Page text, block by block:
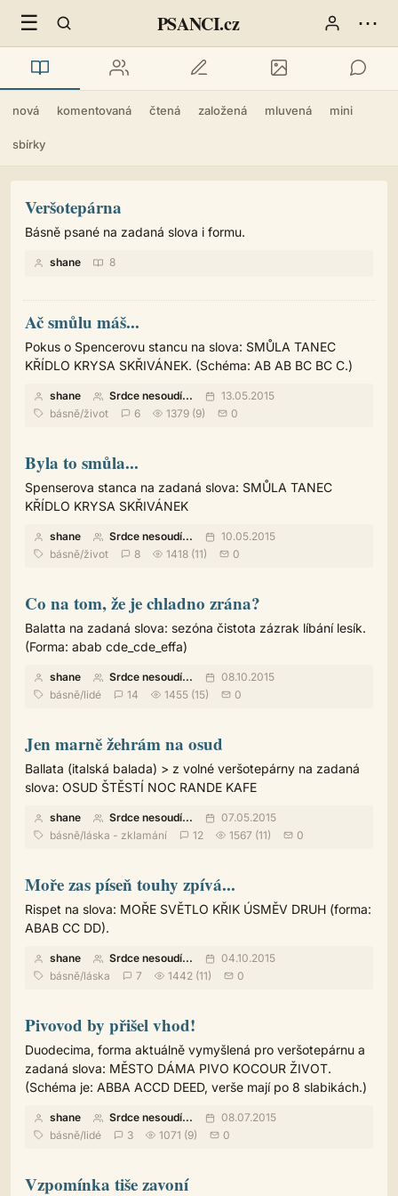
☰ PSANCI.cz ⋯
nová komentovaná čtená založená mluvená mini
sbírky
Veršotepárna
Básně psané na zadaná slova i formu.
shane 8
Ač smůlu máš...
Pokus o Spencerovu stancu na slova: SMŮLA TANEC
KŘÍDLO KRYSA SKŘIVÁNEK. (Schéma: AB AB BC BC C.)
shane Srdce nesoudí...
13.05.2015
básně/život 6 1379 (9) 0
Byla to smůla...
Spenserova stanca na zadaná slova: SMŮLA TANEC
KŘÍDLO KRYSA SKŘIVÁNEK
shane Srdce nesoudí...
10.05.2015
básně/život 8 1418 (11) 0
Co na tom, že je chladno zrána?
Balatta na zadaná slova: sezóna čistota zázrak líbání lesík.
(Forma: abab cde_cde_effa)
shane Srdce nesoudí...
08.10.2015
básně/lidé 14 1455 (15) 0
Jen marně žehrám na osud
Ballata (italská balada) > z volné veršotepárny na zadaná
slova: OSUD ŠTĚSTÍ NOC RANDE KAFE
shane Srdce nesoudí...
07.05.2015
básně/láska - zklamání 12 1567 (11) 0
Moře zas píseň touhy zpívá...
Rispet na slova: MOŘE SVĚTLO KŘIK ÚSMĚV DRUH (forma:
ABAB CC DD).
shane Srdce nesoudí...
04.10.2015
básně/láska 7 1442 (11) 0
Pivovod by přišel vhod!
Duodecima, forma aktuálně vymyšlená pro veršotepárnu a
zadaná slova: MĚSTO DÁMA PIVO KOCOUR ŽIVOT.
(Schéma je: ABBA ACCD DEED, verše mají po 8 slabikách.)
shane Srdce nesoudí...
08.07.2015
básně/lidé 3 1071 (9) 0
Vzpomínka tiše zavoní